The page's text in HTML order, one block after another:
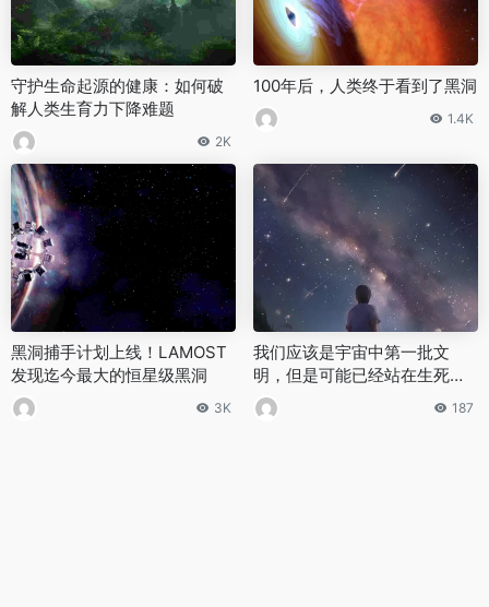
守护生命起源的健康：如何破
解人类生育力下降难题
2K
100年后，人类终于看到了黑洞
1.4K
黑洞捕手计划上线！LAMOST
发现迄今最大的恒星级黑洞
3K
我们应该是宇宙中第一批文
明，但是可能已经站在生死线
之前!
187